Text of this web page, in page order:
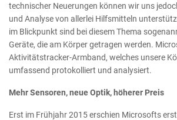
technischer Neuerungen können wir uns
und Analyse von allerlei Hilfsmitteln
im Blickpunkt sind bei diesem Thema
Geräte, die am Körper getragen werden.
Aktivitätstracker-Armband, welches unsere
umfassend protokolliert und analysiert.
Mehr Sensoren, neue Optik, höherer Preis
Erst im Frühjahr 2015 erschien Microsofts